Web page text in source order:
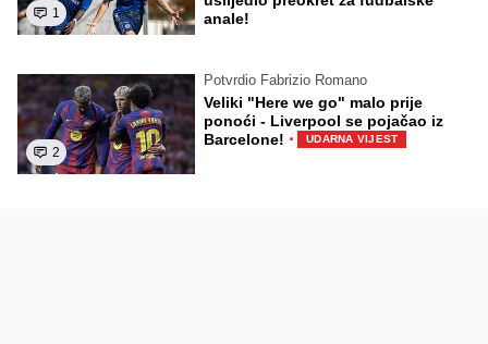
1
anale!
2
Potvrdio Fabrizio Romano
Veliki "Here we go" malo prije
ponoći - Liverpool se pojačao iz
Barcelone! · UDARNA VIJEST